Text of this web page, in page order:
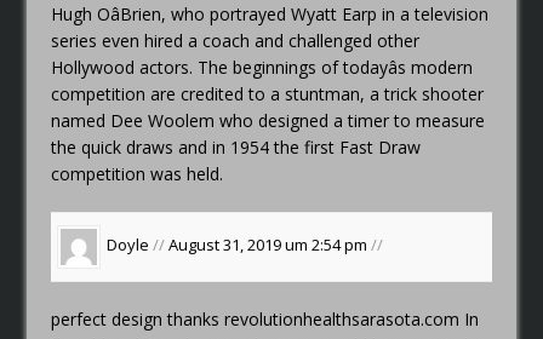
Hugh OâBrien, who portrayed Wyatt Earp in a television
series even hired a coach and challenged other
Hollywood actors. The beginnings of todayâs modern
competition are credited to a stuntman, a trick shooter
named Dee Woolem who designed a timer to measure
the quick draws and in 1954 the first Fast Draw
competition was held.
Doyle //August 31, 2019 um 2:54 pm//
perfect design thanksrevolutionhealthsarasota.com In